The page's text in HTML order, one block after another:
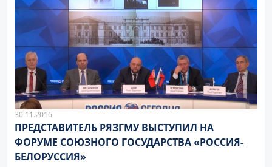
30.11.2016
ПРЕДСТАВИТЕЛЬ РЯЗГМУ ВЫСТУПИЛ НА
ФОРУМЕ СОЮЗНОГО ГОСУДАРСТВА «РОССИЯ-
БЕЛОРУССИЯ»